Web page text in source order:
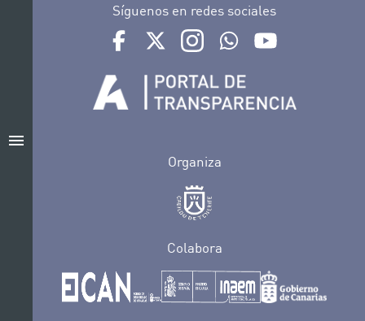
menu
Síguenos en redes sociales
Ir a perfil de Auditorio de Tenerife en Facebook
Ir a perfil de Auditorio de Tenerife en
Ir a perfil de Auditorio de
Ir al Boletín Whatsapp
Organiza
Colabora